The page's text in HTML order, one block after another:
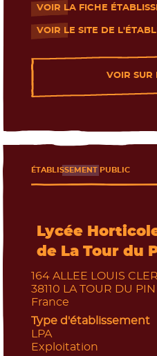
Les
VOIR LA FICHE
- Nouvelle fenêtre
VOIR LE SITE DE
- Nouvelle fenêtre
VOIR SUR
Lycée
de La Tour du
ÉTABLISSEMENT PUBLIC
164 ALLEE LOUIS
38110 LA TOUR DU PIN
France
Type d'établissement
LPA
Exploitation